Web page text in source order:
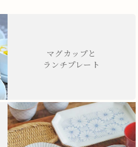
マグカップと
ランチプレート